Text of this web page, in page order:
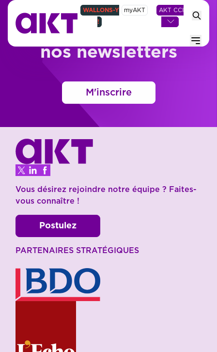
WALLONS-Y
!
myAKT AKT CCI
Menu
Inscrivez-vous à
nos newsletters
M'inscrire
Vous désirez rejoindre notre équipe ? Faites-
vous connaître !
Postulez
PARTENAIRES STRATÉGIQUES